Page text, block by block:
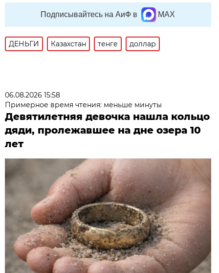
Подписывайтесь на АиФ в MAX
ДЕНЬГИ Казахстан тенге доллар
06.08.2026 15:58
Примерное время чтения: меньше минуты
Девятилетняя девочка нашла кольцо
дяди, пролежавшее на дне озера 10
лет